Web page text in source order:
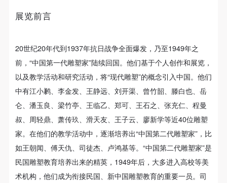
展览地点：中央美术学院美术馆2A展厅
开幕式时间：2014年08月05日 上午10时30分
展览时间：2014年08月05日-2014年9月10日
此次展览共分为三个单元：
第一单元：纪年与纪念——时代碑影
第二单元：民间与民鉴——抟土塑人
第三单元：新火与薪火——世纪传承
展览前言
20世纪20年代到1937年抗日战争全面爆发，乃至1949年之
前，“中国第一代雕塑家”陆续回国。他们基于个人创作和展览，
以及教学活动和研究活动，将“现代雕塑”的概念引入中国。他们
中有江小鹣、李金发、王静远、刘开渠、曾竹韶、滕白也、岳
仑、潘玉良、梁竹亭、王临乙、郑可、王石之、张充仁、程曼
叔、周轻鼎、萧传玖、滑天友、王子云、廖新学等近40位雕塑
家。在他们的教学活动中，逐渐培养出“中国第二代雕塑家”，比
如王朝闻、傅天仇、司徒杰、卢鸿基等。“中国第二代雕塑家”是
民国雕塑教育培养出来的精英，1949年后，大多进入高校等美
术机构，他们成为衔接民国、新中国雕塑教育的重要一员。司
快捷登录 帐号密码登录
手机号码
发送验证码
手机号码将作为您的登录账号
参加活动者在此次活动期间应主动遵守美术馆活动秩
衍生品的安全。活动中一旦因个人原因造成美术馆场
地、空间、艺术品、衍生品等受到不同程度的损失、
破坏。活动中任何非事故当事人及美术馆将不承担相
应的责任与损失，应由参与活动者根据相应的法律条
文、组织规定进行协商和赔偿。并追究相应的法律责
任和经济责任。
第六条
参与活动者在参与活动时应当在美术馆工作人员及活
动导师、教师指导下进行，并正确的使用活动中所涉
及到的绘画工具、创作材料及配套设备、设施，若参
参加活动者在此次活动期间应主动遵守美术馆活动秩
衍生品的安全。活动中一旦因个人原因造成美术馆场
地、空间、艺术品、衍生品等受到不同程度的损失、
破坏。活动中任何非事故当事人及美术馆将不承担相
应的责任与损失，应由参与活动者根据相应的法律条
文、组织规定进行协商和赔偿。并追究相应的法律责
任和经济责任。
第六条
参与活动者在参与活动时应当在美术馆工作人员及活
动导师、教师指导下进行，并正确的使用活动中所涉
及到的绘画工具、创作材料及配套设备、设施，若参
参加活动者在此次活动期间应主动遵守美术馆活动秩
衍生品的安全。活动中一旦因个人原因造成美术馆场
地、空间、艺术品、衍生品等受到不同程度的损失、
破坏。活动中任何非事故当事人及美术馆将不承担相
应的责任与损失，应由参与活动者根据相应的法律条
文、组织规定进行协商和赔偿。并追究相应的法律责
任和经济责任。
第六条
参与活动者在参与活动时应当在美术馆工作人员及活
动导师、教师指导下进行，并正确的使用活动中所涉
及到的绘画工具、创作材料及配套设备、设施，若参